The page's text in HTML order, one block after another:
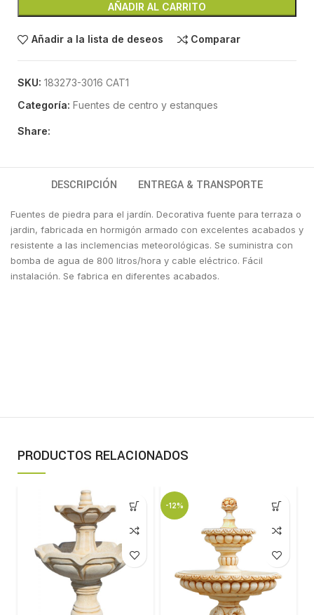
AÑADIR AL CARRITO
Añadir a la lista de deseos Comparar
SKU: 183273-3016 CAT1
Categoría: Fuentes de centro y estanques
Share:
DESCRIPCIÓN ENTREGA & TRANSPORTE
Fuentes de piedra para el jardín. Decorativa fuente para terraza o
jardin, fabricada en hormigón armado con excelentes acabados y
resistente a las inclemencias meteorológicas. Se suministra con
bomba de agua de 800 litros/hora y cable eléctrico. Fácil
instalación. Se fabrica en diferentes acabados.
PRODUCTOS RELACIONADOS
-12%